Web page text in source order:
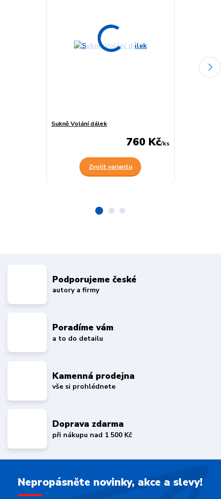
Sukně Volání dálek
760 Kč/ks
Zvolit variantu
Podporujeme české
autory a firmy
Poradíme vám
a to do detailu
Kamenná prodejna
vše si prohlédnete
Doprava zdarma
při nákupu nad 1 500 Kč
Nepropásněte novinky, akce a slevy!